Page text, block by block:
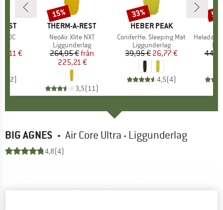
0C
pris
€
2)
VARUMÄRKE
THERM-A-REST
Produkter
NeoAir Xlite NXT
Produktgrupp
Liggunderlag
Pris
264,95 €Reducerat pris
från
225,21 €
3,5(11)
Rabatt
15%
VARUMÄRKE
HEBER PEAK
Produkter
ConiferHe. Sleeping Mat
Produktgrupp
Liggunderlag
Pris
39,95 € Reducerat pris
26,77 €
4,5(4)
Rabatt
33%
Produkter
BIG AGNES - Air Core Ultra - Liggunderlag
4,8(4)